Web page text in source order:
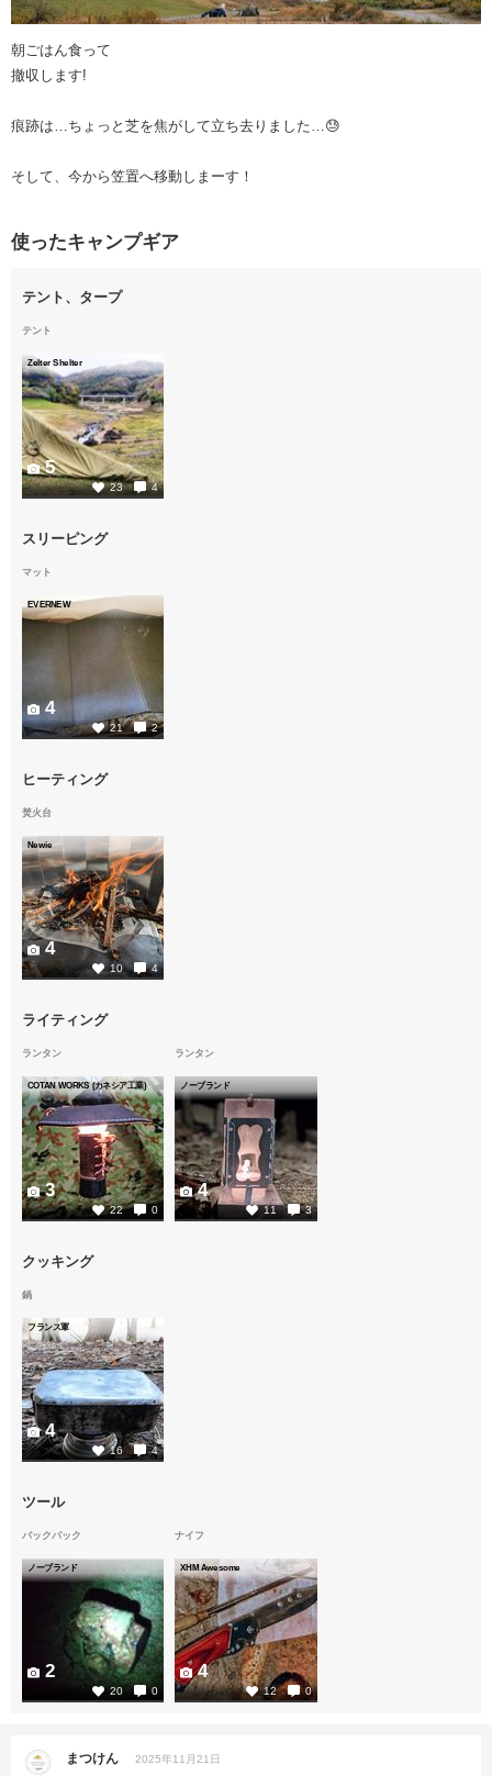
朝ごはん食って
撤収します!
痕跡は…ちょっと芝を焦がして立ち去りました…😓
そして、今から笠置へ移動しまーす！
使ったキャンプギア
テント、タープ
テント
Zelter Shelter
23 4
5
スリーピング
マット
EVERNEW
21 2
4
ヒーティング
焚火台
Newie
10 4
4
ライティング
ランタン
COTAN WORKS (カネシア工業)
22 0
3
ランタン
ノーブランド
11 3
4
クッキング
鍋
フランス軍
16 4
4
ツール
バックパック
ノーブランド
20 0
2
ナイフ
XHM Awesome
12 0
4
まつけん 2025年11月21日